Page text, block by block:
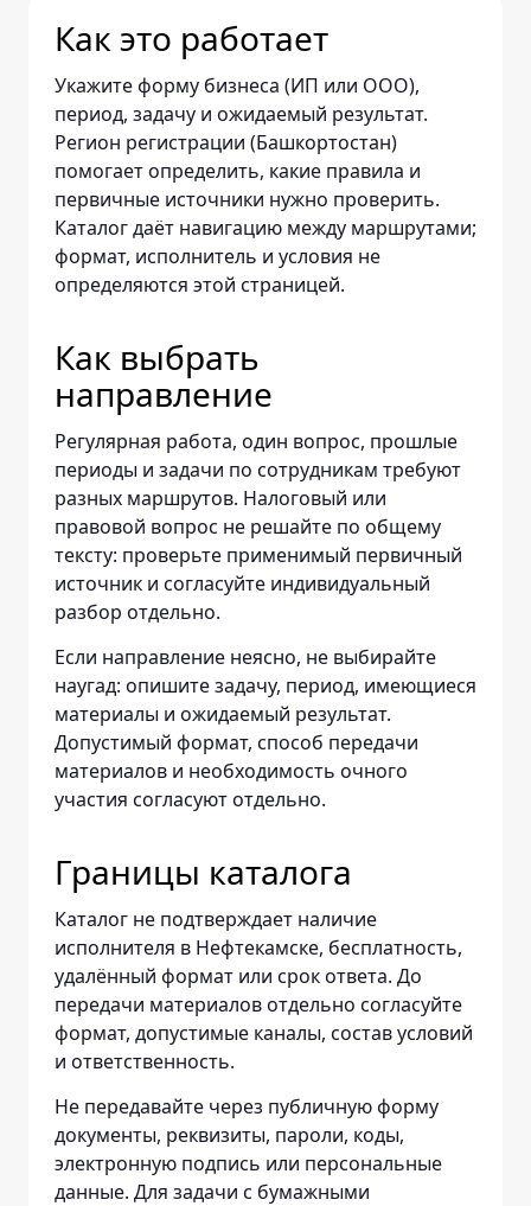
Как это работает
Укажите форму бизнеса (ИП или ООО),
период, задачу и ожидаемый результат.
Регион регистрации (Башкортостан)
помогает определить, какие правила и
первичные источники нужно проверить.
Каталог даёт навигацию между маршрутами;
формат, исполнитель и условия не
определяются этой страницей.
Как выбрать
направление
Регулярная работа, один вопрос, прошлые
периоды и задачи по сотрудникам требуют
разных маршрутов. Налоговый или
правовой вопрос не решайте по общему
тексту: проверьте применимый первичный
источник и согласуйте индивидуальный
разбор отдельно.
Если направление неясно, не выбирайте
наугад: опишите задачу, период, имеющиеся
материалы и ожидаемый результат.
Допустимый формат, способ передачи
материалов и необходимость очного
участия согласуют отдельно.
Границы каталога
Каталог не подтверждает наличие
исполнителя в Нефтекамске, бесплатность,
удалённый формат или срок ответа. До
передачи материалов отдельно согласуйте
формат, допустимые каналы, состав условий
и ответственность.
Не передавайте через публичную форму
документы, реквизиты, пароли, коды,
электронную подпись или персональные
данные. Для задачи с бумажными